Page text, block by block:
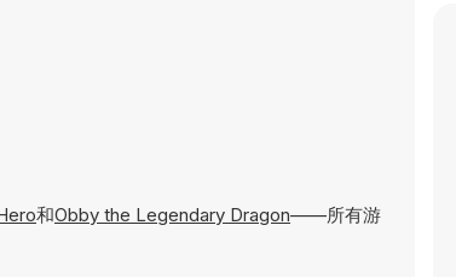
和Obby the Legendary Dragon——所有游